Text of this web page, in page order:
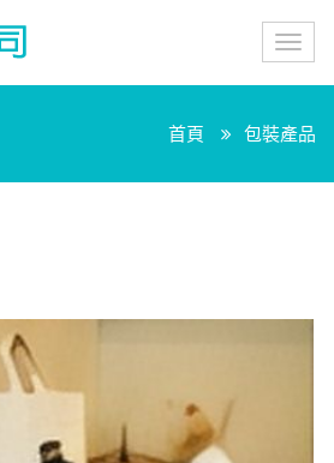
首頁 包裝產品